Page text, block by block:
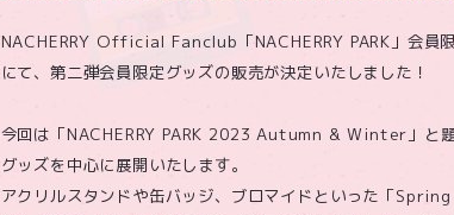
NACHERRY Official Fanclub「NACHERRY PARK」会員
にて、第二弾会員限定グッズの販売が決定いたしました！
今回は「NACHERRY PARK 2023 Autumn & Winter」と
グッズを中心に展開いたします。
アクリルスタンドや缶バッジ、ブロマイドといった「